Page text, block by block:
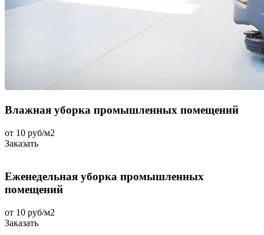
Влажная уборка промышленных помещений
от 10 руб/м2
Заказать
Еженедельная уборка промышленных
помещений
от 10 руб/м2
Заказать